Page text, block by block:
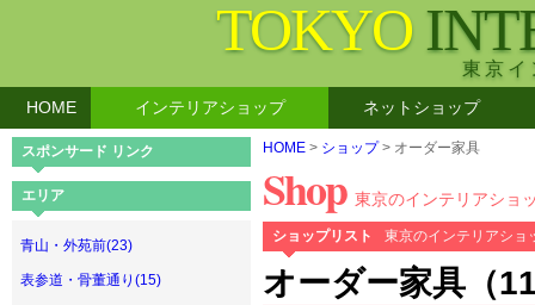
TOKYO
東京イ
HOME インテリアショップ ネットショップ
スポンサード リンク
エリア
青山・外苑前(23)
表参道・骨董通り(15)
HOME > ショップ> オーダー家具
Shop 東京のインテリアショ
ショップリスト 東京のインテリアショ
オーダー家具（